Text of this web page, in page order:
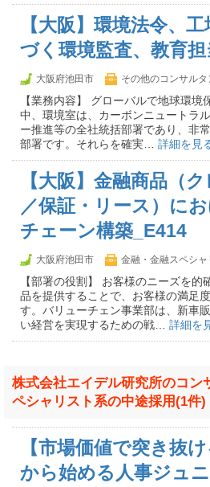
【大阪】環境法令、
づく環境監査、教育
大阪府池田市 その他のコンサル
【業務内容】 グローバルで地球環境
中、環境室は、カーボンニュートラ
ー推進等の全社統括部署であり、非
部署です。それらを確実… 詳細を見
【大阪】金融商品（
／保証・リース）に
チェーン構築_E414
大阪府池田市 金融・金融スペシャ
【部署の役割】 お客様のニーズを
品を提供することで、お客様の満足
す。バリューチェン事業部は、新車
い経営を実現するための戦… 詳細を
株式会社エイデル研究所のコン
ペシャリスト系の中途採用(1件)
【市場価値で突き抜
から始める人事ジュ